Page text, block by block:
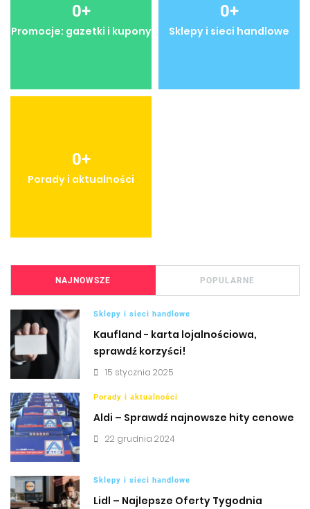
0+
Promocje: gazetki i kupony
0+
Sklepy i sieci handlowe
0+
Porady i aktualności
NAJNOWSZE POPULARNE
Sklepy i sieci handlowe
Kaufland - karta lojalnościowa,
sprawdź korzyści!
15 stycznia 2025
Porady i aktualności
Aldi – Sprawdź najnowsze hity cenowe
22 grudnia 2024
Sklepy i sieci handlowe
Lidl – Najlepsze Oferty Tygodnia